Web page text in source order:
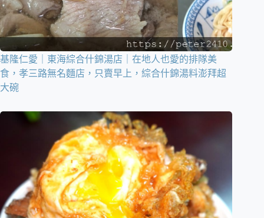
基隆仁愛｜東海綜合什錦湯店｜在地人也愛的排隊美
食，孝三路無名麵店，只賣早上，綜合什錦湯料澎拜超
大碗